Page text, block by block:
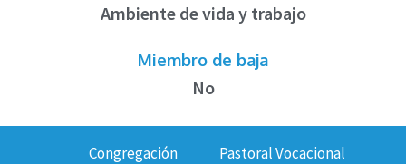
Ambiente de vida y trabajo
Miembro de baja
No
Congregación
Pastoral Vocacional